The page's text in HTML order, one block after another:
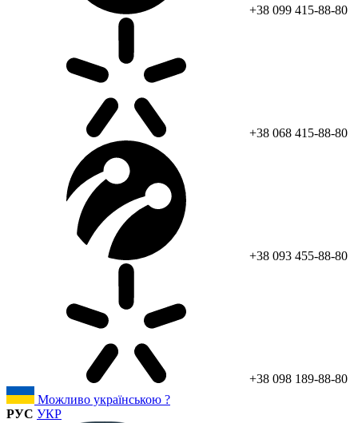
+38 099 415-88-80
+38 068 415-88-80
+38 093 455-88-80
+38 098 189-88-80
Можливо українською ?
РУС УКР